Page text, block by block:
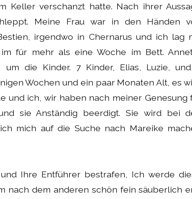
Keller verschanzt hatte. Nach ihrer
Meine Frau war in den Händen
irgendwo in Chernarus und ich lag
im für mehr als eine Woche im Bett.
um die Kinder. 7 Kinder, Elias, Luzie,
Wochen und ein paar Monaten Alt, es
und ich, wir haben nach meiner Genesung
sie Anständig beerdigt. Sie wird bei
mich auf die Suche nach Mareike
Ihre Entführer bestrafen, Ich werde
nach dem anderen schön fein säuberlich